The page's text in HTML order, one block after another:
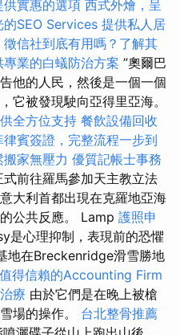
實惠的選項 西式外燴，呈
的SEO Services 提供私人居
徵信社到底有用嗎？了解其
業的白蟻防治方案 ”奧爾巴
他的人民，然後是一個一個
它被發現駛向亞得里亞海。
全方位支持 餐飲設備回收
賓簽證，完整流程一步到
家無壓力 優質記帳士事務
前往羅馬參加天主教立法
大利首都出現在克羅地亞海
公共反應。 Lamp 護照申
是心理抑制，表現前的恐懼
地在Breckenridge滑雪勝地
得信賴的Accounting Firm
療 由於它們是在晚上被槍
場的操作。 台北整骨推薦